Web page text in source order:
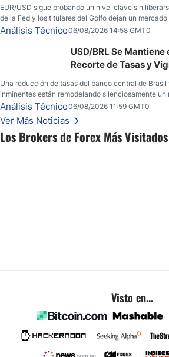
Los Brokers de Forex Más Visitados
EUR/USD sigue probando un nivel clave sin
de la Fed y los titulares del Golfo dejan un
convicción real.
Análisis Técnico06/08/2026 14:58 GMT0
USD/BRL Se Mantiene
Recorte de Tasas y
Una reducción de tasas del banco central de
inminentes están remodelando silenciosamente un
Una reducción de tasas por parte del banco central
inminentes están remodelando silenciosamente un
Esto es lo que los traders están observando a
Análisis Técnico06/08/2026 11:59 GMT0
Ver Más Noticias
Visto en...